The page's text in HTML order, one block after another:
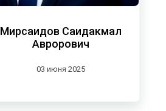
Мирсаидов Саидакмал
Аврорович
03 июня 2025